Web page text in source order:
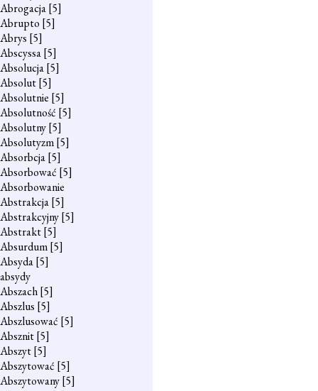
Abrogacja[5]
Abrupto [5]
Abrys [5]
Abscyssa[5]
Absolucja[5]
Absolut[5]
Absolutnie [5]
Absolutność [5]
Absolutny[5]
Absolutyzm[5]
Absorbcja[5]
Absorbować [5]
Absorbowanie
Abstrakcja[5]
Abstrakcyjny[5]
Abstrakt[5]
Absurdum[5]
Absyda[5]
absydy
Abszach[5]
Abszlus [5]
Abszlusować [5]
Absznit[5]
Abszyt[5]
Abszytować [5]
Abszytowany[5]